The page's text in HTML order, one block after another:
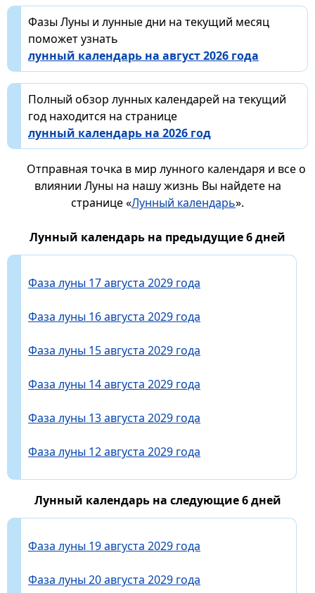
Фазы Луны и лунные дни на текущий месяц
поможет узнать
лунный календарь на август 2026 года
Полный обзор лунных календарей на текущий
год находится на странице
лунный календарь на 2026 год
Отправная точка в мир лунного календаря и все о
влиянии Луны на нашу жизнь Вы найдете на
странице «Лунный календарь».
Лунный календарь на предыдущие 6 дней
Фаза луны 17 августа 2029 года
Фаза луны 16 августа 2029 года
Фаза луны 15 августа 2029 года
Фаза луны 14 августа 2029 года
Фаза луны 13 августа 2029 года
Фаза луны 12 августа 2029 года
Лунный календарь на следующие 6 дней
Фаза луны 19 августа 2029 года
Фаза луны 20 августа 2029 года